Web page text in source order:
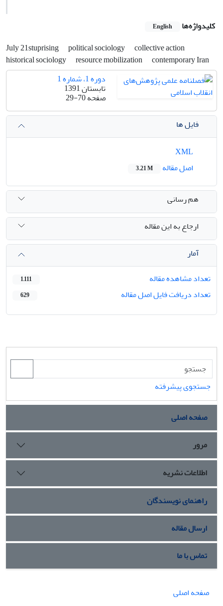
کلیدواژه‌ها English
July 21stuprising political sociology
collective action
historical sociology
resource mobilization
contemporary Iran
دوره 1، شماره 1
تابستان 1391
صفحه29-70
فایل ها
اصل مقاله
3.21 M
هم رسانی
ارجاع به این مقاله
آمار
تعداد مشاهده مقاله
1,111
تعداد دریافت فایل اصل مقاله 629
جستجوی پیشرفته
صفحه اصلی
مرور
اطلاعات نشریه
راهنمای نویسندگان
ارسال مقاله
تماس با ما
صفحه اصلی